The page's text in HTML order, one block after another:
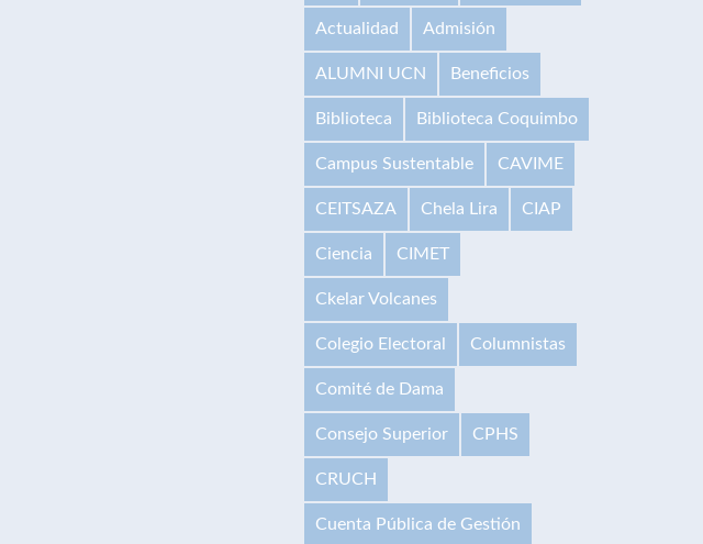
Actualidad Admisión
ALUMNI UCN Beneficios
Biblioteca Biblioteca Coquimbo
Campus Sustentable CAVIME
CEITSAZA Chela Lira CIAP
Ciencia CIMET
Ckelar Volcanes
Colegio Electoral Columnistas
Comité de Dama
Consejo Superior CPHS
CRUCH
Cuenta Pública de Gestión